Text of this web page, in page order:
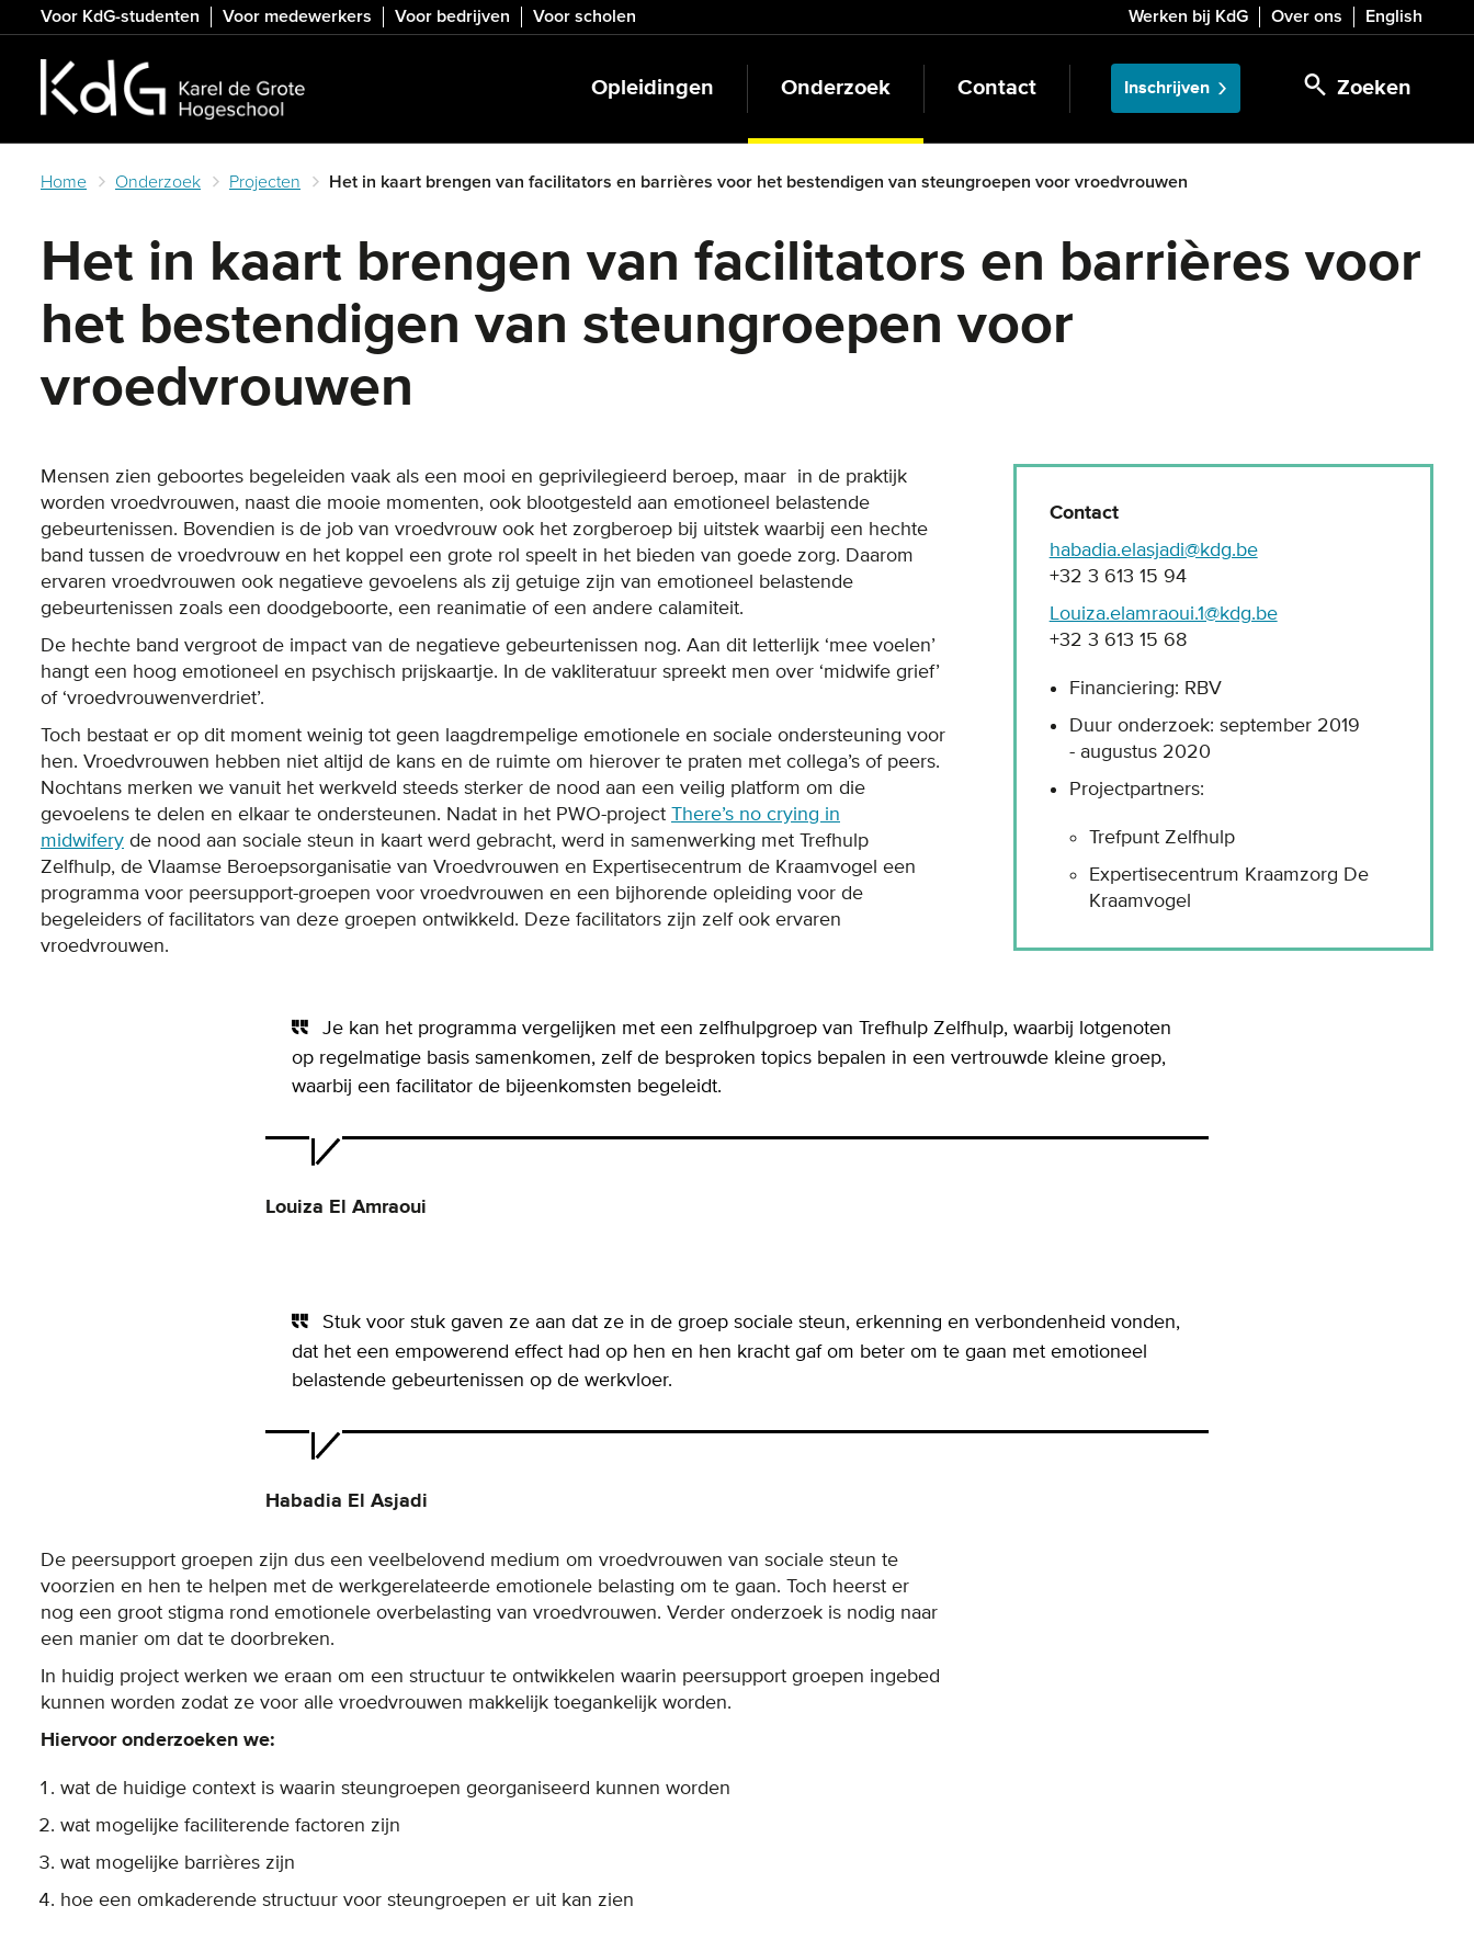
to
main
content
Voor KdG-studenten Voor medewerkers Voor bedrijven Voor scholen Werken bij KdG Over ons English
Zoeken
Opleidingen Onderzoek Contact Inschrijven
Home Onderzoek Projecten Het in kaart brengen van facilitators en barrières voor het bestendigen van steungroepen voor vroedvrouwen
Het in kaart brengen van facilitators en barrières voor
het bestendigen van steungroepen voor
vroedvrouwen
Mensen zien geboortes begeleiden vaak als een mooi en geprivilegieerd beroep, maar in de praktijk
worden vroedvrouwen, naast die mooie momenten, ook blootgesteld aan emotioneel belastende
gebeurtenissen. Bovendien is de job van vroedvrouw ook het zorgberoep bij uitstek waarbij een hechte
band tussen de vroedvrouw en het koppel een grote rol speelt in het bieden van goede zorg. Daarom
ervaren vroedvrouwen ook negatieve gevoelens als zij getuige zijn van emotioneel belastende
gebeurtenissen zoals een doodgeboorte, een reanimatie of een andere calamiteit.
De hechte band vergroot de impact van de negatieve gebeurtenissen nog. Aan dit letterlijk ‘mee voelen’
hangt een hoog emotioneel en psychisch prijskaartje. In de vakliteratuur spreekt men over ‘midwife grief’
of ‘vroedvrouwenverdriet’.
Toch bestaat er op dit moment weinig tot geen laagdrempelige emotionele en sociale ondersteuning voor
hen. Vroedvrouwen hebben niet altijd de kans en de ruimte om hierover te praten met collega’s of peers.
Nochtans merken we vanuit het werkveld steeds sterker de nood aan een veilig platform om die
gevoelens te delen en elkaar te ondersteunen. Nadat in het PWO-project There’s no crying in
midwifery de nood aan sociale steun in kaart werd gebracht, werd in samenwerking met Trefhulp
Zelfhulp, de Vlaamse Beroepsorganisatie van Vroedvrouwen en Expertisecentrum de Kraamvogel een
programma voor peersupport-groepen voor vroedvrouwen en een bijhorende opleiding voor de
begeleiders of facilitators van deze groepen ontwikkeld. Deze facilitators zijn zelf ook ervaren
vroedvrouwen.
Contact
habadia.elasjadi@kdg.be
+32 3 613 15 94
Louiza.elamraoui.1@kdg.be
+32 3 613 15 68
Financiering: RBV
Duur onderzoek: september 2019
- augustus 2020
Projectpartners:
Trefpunt Zelfhulp
Expertisecentrum Kraamzorg De
Kraamvogel
Je kan het programma vergelijken met een zelfhulpgroep van Trefhulp Zelfhulp, waarbij lotgenoten
op regelmatige basis samenkomen, zelf de besproken topics bepalen in een vertrouwde kleine groep,
waarbij een facilitator de bijeenkomsten begeleidt.
Louiza El Amraoui
Stuk voor stuk gaven ze aan dat ze in de groep sociale steun, erkenning en verbondenheid vonden,
dat het een empowerend effect had op hen en hen kracht gaf om beter om te gaan met emotioneel
belastende gebeurtenissen op de werkvloer.
Habadia El Asjadi
De peersupport groepen zijn dus een veelbelovend medium om vroedvrouwen van sociale steun te
voorzien en hen te helpen met de werkgerelateerde emotionele belasting om te gaan. Toch heerst er
nog een groot stigma rond emotionele overbelasting van vroedvrouwen. Verder onderzoek is nodig naar
een manier om dat te doorbreken.
In huidig project werken we eraan om een structuur te ontwikkelen waarin peersupport groepen ingebed
kunnen worden zodat ze voor alle vroedvrouwen makkelijk toegankelijk worden.
Hiervoor onderzoeken we:
wat de huidige context is waarin steungroepen georganiseerd kunnen worden
wat mogelijke faciliterende factoren zijn
wat mogelijke barrières zijn
hoe een omkaderende structuur voor steungroepen er uit kan zien